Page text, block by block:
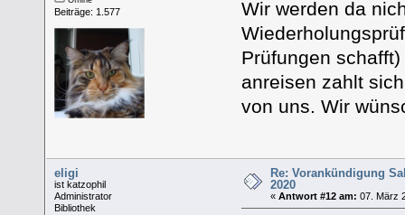
Beiträge: 1.577
Wir werden da
Prüfungen
anreisen zahlt
von uns. Wir
eligi
ist katzophil
Administrator
Bibliothek
Re: Vorankündigung
2020
«Antwort #12 am: 07. März